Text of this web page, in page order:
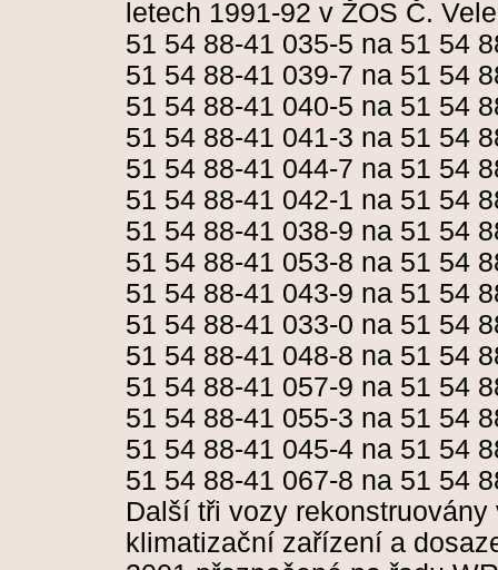
letech 1991-92 v ŽOS Č.
51 54 88-41 035-5 na 51 54
51 54 88-41 039-7 na 51 54
51 54 88-41 040-5 na 51 54
51 54 88-41 041-3 na 51 54
51 54 88-41 044-7 na 51 54
51 54 88-41 042-1 na 51 54
51 54 88-41 038-9 na 51 54
51 54 88-41 053-8 na 51 54
51 54 88-41 043-9 na 51 54
51 54 88-41 033-0 na 51 54
51 54 88-41 048-8 na 51 54
51 54 88-41 057-9 na 51 54
51 54 88-41 055-3 na 51 54
51 54 88-41 045-4 na 51 54
51 54 88-41 067-8 na 51 54
Další tři vozy
klimatizační zařízení a